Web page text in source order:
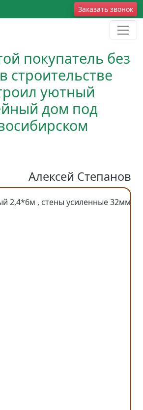
Заказать звонок
покупатель без
строительстве
уютный
дом под
Алексей Степанов